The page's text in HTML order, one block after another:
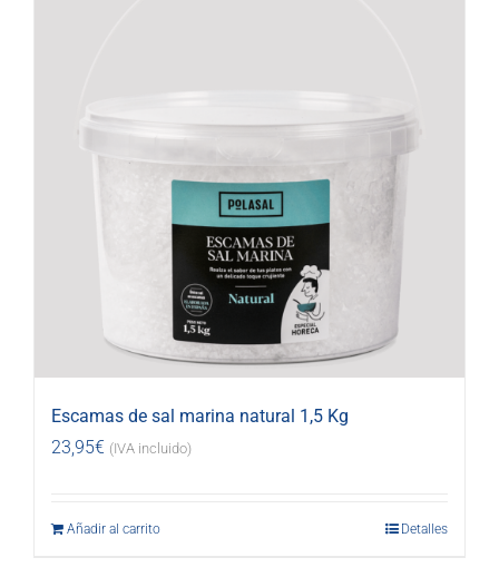
Escamas de sal marina natural 1,5 Kg
23,95€ (IVA incluido)
Añadir al carrito Detalles